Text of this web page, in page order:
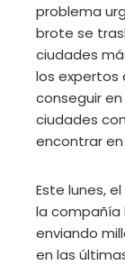
problema
brote se
ciudades
los expertos
conseguir
ciudades
encontrar
Este lunes,
la compañía
enviando
en las